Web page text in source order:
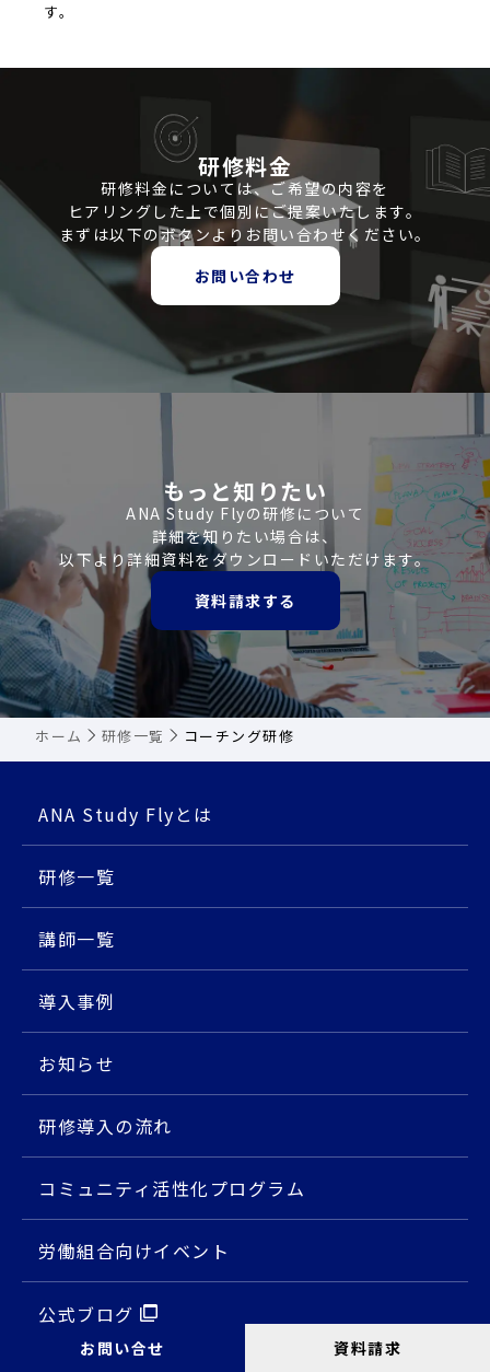
す。
研修料金
研修料金については、ご希望の内容を
ヒアリングした上で個別にご提案いたします。
まずは以下のボタンよりお問い合わせください。
お問い合わせ
もっと知りたい
ANA Study Flyの研修について
詳細を知りたい場合は、
以下より詳細資料をダウンロードいただけます。
資料請求する
ホーム 研修一覧 コーチング研修
お問い合せ 資料請求
ANA Study Flyとは
研修⼀覧
講師⼀覧
導入事例
お知らせ
研修導入の流れ
コミュニティ活性化プログラム
労働組合向けイベント
公式ブログ